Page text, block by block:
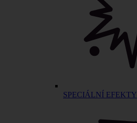
SPECIÁLNÍ EFEKTY